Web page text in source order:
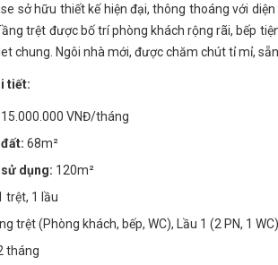
sở hữu thiết kế hiện đại, thông thoáng với
trệt được bố trí phòng khách rộng rãi, bếp
chung. Ngôi nhà mới, được chăm chút tỉ mỉ,
tiết:
15.000.000 VNĐ/tháng
68m²
dụng: 120m²
trệt, 1 lầu
trệt (Phòng khách, bếp, WC), Lầu 1 (2 PN, 1 WC)
tháng